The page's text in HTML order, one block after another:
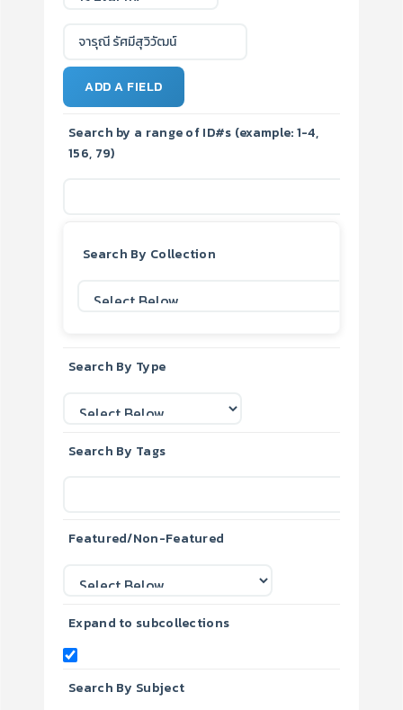
ADD A FIELD
Search by a range of ID#s (example: 1-4,
156, 79)
Search By Collection
Search By Type
Search By Tags
Featured/Non-Featured
Expand to subcollections
Search By Subject